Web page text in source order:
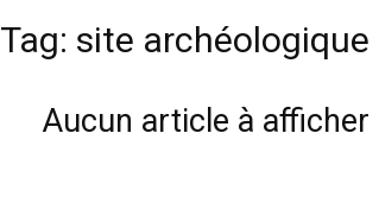
Tag: site archéologique
Aucun article à afficher